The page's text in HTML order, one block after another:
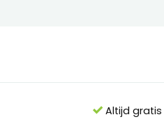
Altijd gratis